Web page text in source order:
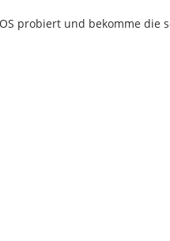
probiert und bekomme